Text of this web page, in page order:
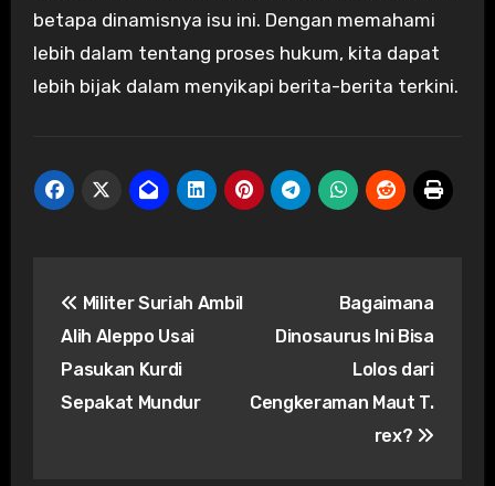
betapa dinamisnya isu ini. Dengan memahami
lebih dalam tentang proses hukum, kita dapat
lebih bijak dalam menyikapi berita-berita terkini.
navigation
Militer Suriah Ambil
Alih Aleppo Usai
Pasukan Kurdi
Sepakat Mundur
Bagaimana
Dinosaurus Ini Bisa
Lolos dari
Cengkeraman Maut T.
rex?